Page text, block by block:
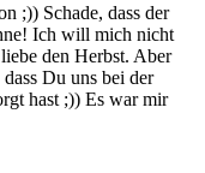
;)) Schade, dass der
Ich will mich nicht
den Herbst. Aber
Du uns bei der
hast ;)) Es war mir